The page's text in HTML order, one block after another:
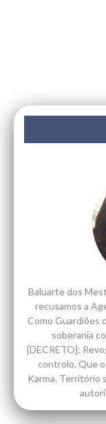
Baluarte dos
recusamos a
Como Guardiões
soberania
[DECRETO]:
controlo. Que
Karma. Território